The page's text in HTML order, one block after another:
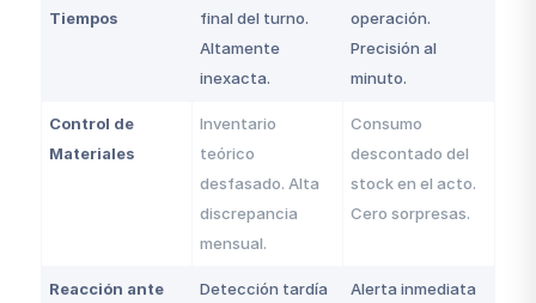
Tiempos
final del turno.
Altamente
inexacta.
operación.
Precisión al
minuto.
Control de
Materiales
Inventario
teórico
desfasado. Alta
discrepancia
mensual.
Consumo
descontado del
stock en el acto.
Cero sorpresas.
Reacción ante
Detección tardía
Alerta inmediata